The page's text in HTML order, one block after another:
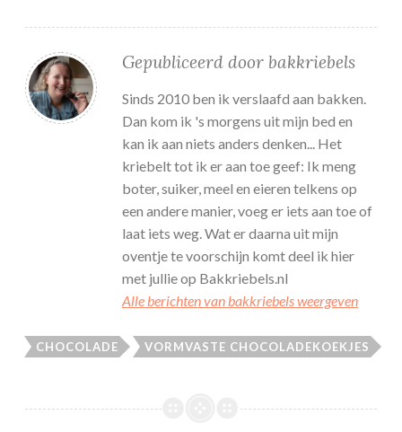
Gepubliceerd door bakkriebels
Sinds 2010 ben ik verslaafd aan bakken.
Dan kom ik 's morgens uit mijn bed en
kan ik aan niets anders denken... Het
kriebelt tot ik er aan toe geef: Ik meng
boter, suiker, meel en eieren telkens op
een andere manier, voeg er iets aan toe of
laat iets weg. Wat er daarna uit mijn
oventje te voorschijn komt deel ik hier
met jullie op Bakkriebels.nl
Alle berichten van bakkriebels weergeven
CHOCOLADE VORMVASTE CHOCOLADEKOEKJES